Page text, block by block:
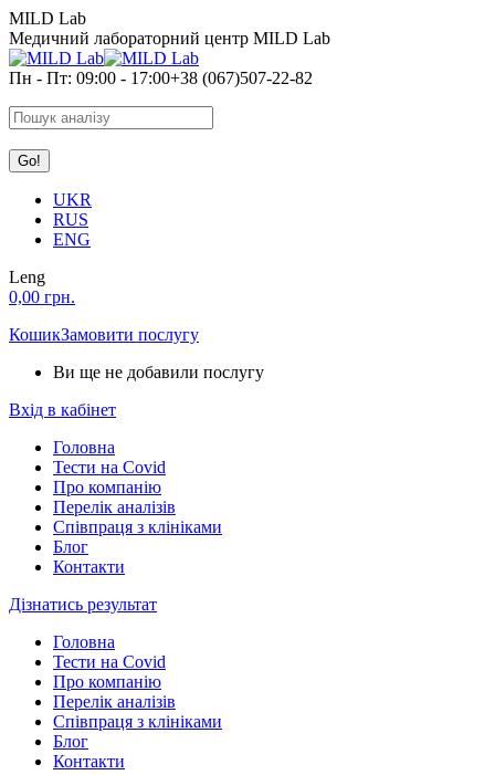
Skip
to
content
MILD Lab
Медичний лабораторний центр MILD Lab
Пн - Пт: 09:00 - 17:00+38 (067)507-22-82
Search:
UKR
RUS
ENG
Leng
0,00 грн.
КошикЗамовити послугу
Ви ще не добавили послугу
Вхід в кабінет
Головна
Тести на Covid
Про компанію
Перелік аналізів
Співпраця з клініками
Блог
Контакти
Дізнатись результат
Головна
Тести на Covid
Про компанію
Перелік аналізів
Співпраця з клініками
Блог
Контакти